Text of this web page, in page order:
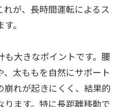
が、長時間運転によるス
。
も大きなポイントです。腰
太ももを自然にサポート
崩れが起きにくく、結果的
ります。特に長距離移動で